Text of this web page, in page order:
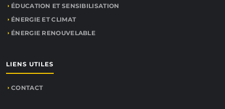
ÉDUCATION ET SENSIBILISATION
ÉNERGIE ET CLIMAT
ÉNERGIE RENOUVELABLE
LIENS UTILES
CONTACT